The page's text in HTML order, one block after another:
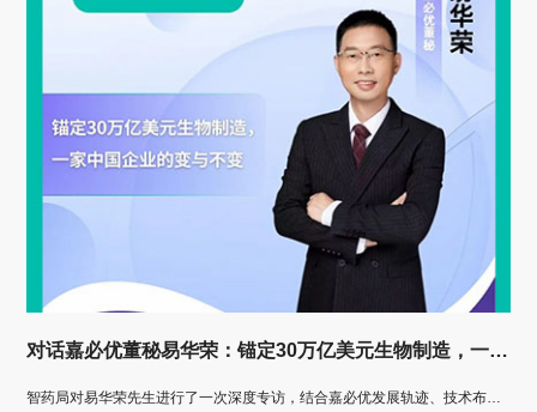
对话嘉必优董秘易华荣：锚定30万亿美元生物制造，一家中国企业的变与不变